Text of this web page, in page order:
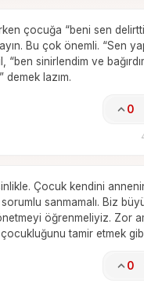
çocuğa “beni sen
Bu çok önemli. “Sen
“ben sinirlendim ve
demek lazım.
0
Çocuk kendini
sanmamalı. Biz
öğrenmeliyiz. Zor
tamir etmek
0